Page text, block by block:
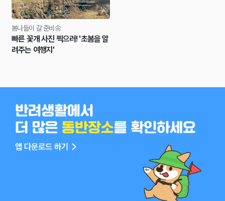
봄나들이 갈 준비🌼
빠른 꽃개 사진 찍으러! '초봄을 알
려주는 여행지'